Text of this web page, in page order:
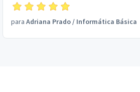
para Adriana Prado/ Informática Básica